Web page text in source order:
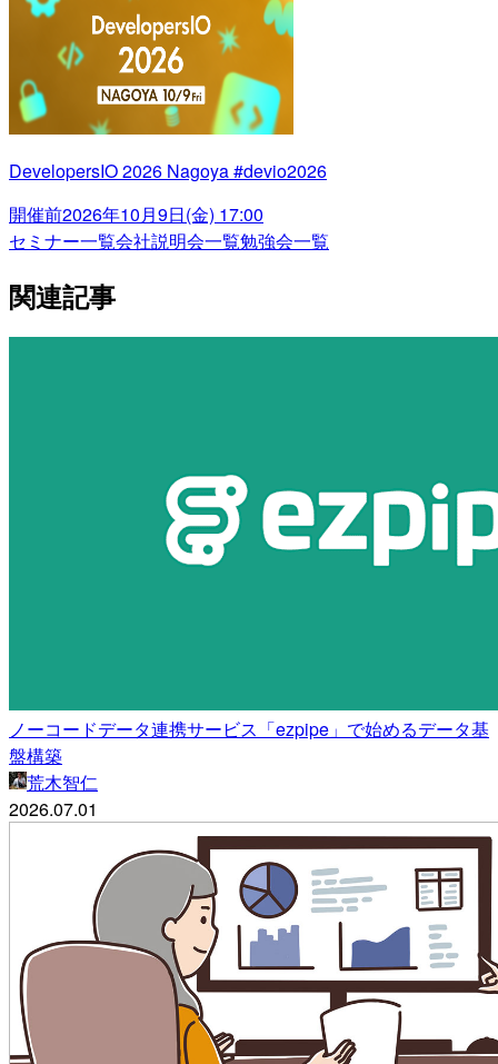
DevelopersIO 2026 Nagoya #devio2026
開催前2026年10月9日(金) 17:00
セミナー一覧会社説明会一覧勉強会一覧
関連記事
ノーコードデータ連携サービス「ezpipe」で始めるデータ基
盤構築
荒木智仁
2026.07.01